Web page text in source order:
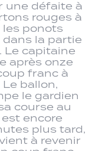
une défaite à
rouges à
les ponots
dans la partie
Le capitaine
après onze
franc à
Le ballon,
le gardien
course au
encore
plus tard,
à revenir